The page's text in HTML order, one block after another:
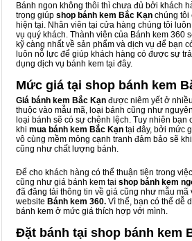
Bánh ngon không thôi thì chưa đủ bởi khách
trọng giúp shop bánh kem Bắc Kạn chúng
hiện tại. Nhân viên tại cửa hàng chúng tôi
vụ quý khách. Thành viên của Bánh kem 360
kỹ càng nhất về sản phẩm và dịch vụ để bạn
luôn nỗ lực để giúp khách hàng có được sự
dụng dịch vụ bánh kem tại đây.
Mức giá tại shop bánh kem
Giá bánh kem Bắc Kạn được niêm yết ở
thuộc vào mẫu mã, loại bánh cũng như
loại bánh sẽ có sự chênh lệch. Tuy nhiên bạn
khi mua bánh kem Bắc Kạn tại đây, bởi mức
vô cùng mềm mỏng cạnh tranh đảm bảo sẽ
cũng như chất lượng bánh.
Để cho khách hàng có thể thuận tiện trong
cũng như giá bánh kem tại shop bánh kem
đã đăng tải thông tin về giá cũng như mẫu mã
website Bánh kem 360. Vì thế, bạn có thể dễ
bánh kem ở mức giá thích hợp với mình.
Đặt bánh tại shop bánh kem